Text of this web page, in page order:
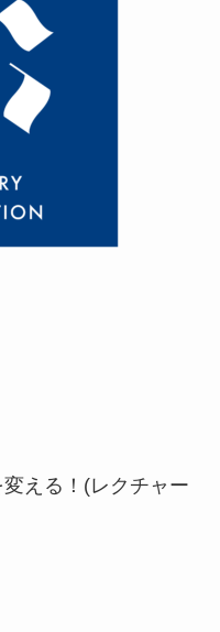
える！(レクチャー